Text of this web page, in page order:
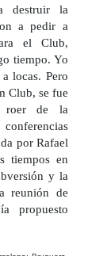
destruir la
a pedir a
el Club,
tiempo. Yo
locas. Pero
Club, se fue
roer de la
por Rafael
tiempos en
y la
reunión de
propuesto